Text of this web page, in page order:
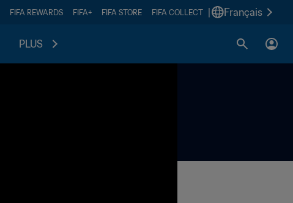
FIFA REWARDS FIFA+ FIFA STORE FIFA COLLECT Français
PLUS